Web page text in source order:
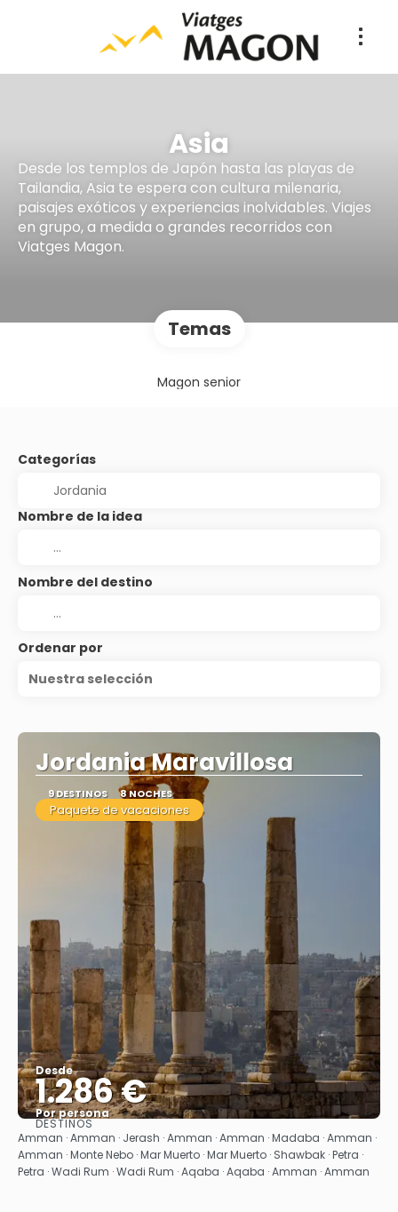
Asia
Desde los templos de Japón hasta las playas de
Tailandia, Asia te espera con cultura milenaria,
paisajes exóticos y experiencias inolvidables. Viajes
en grupo, a medida o grandes recorridos con
Viatges Magon.
Temas
Magon senior
Categorías
Nombre de la idea
Nombre del destino
Ordenar por
Nuestra selección
Jordania Maravillosa
9 DESTINOS 8 NOCHES
Paquete de vacaciones
Desde
1.286 €
Por persona
Ver
DESTINOS
Amman · Amman · Jerash · Amman · Amman · Madaba · Amman ·
Amman · Monte Nebo · Mar Muerto · Mar Muerto · Shawbak · Petra ·
Petra · Wadi Rum · Wadi Rum · Aqaba · Aqaba · Amman · Amman